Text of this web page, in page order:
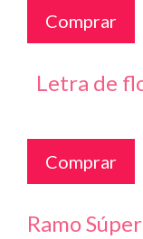
Comprar
Letra de
Comprar
Ramo